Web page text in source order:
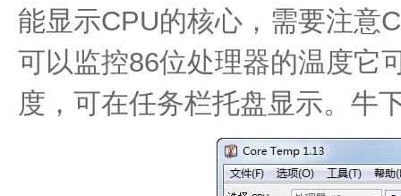
能显示CPU的核心，需要注意
可以监控86位处理器的温度它
度，可在任务栏托盘显示。牛